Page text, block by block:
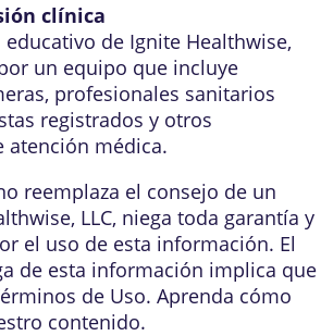
clínica
de Ignite Healthwise,
un equipo que incluye
profesionales sanitarios
registrados y otros
atención médica.
reemplaza el consejo de un
LLC, niega toda garantía y
el uso de esta información. El
de esta información implica que
de Uso. Aprenda cómo
contenido.